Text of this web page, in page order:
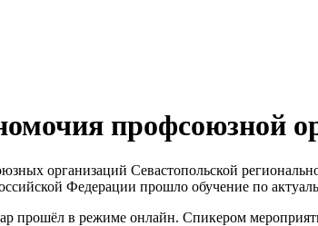
профсоюзной
организаций Севастопольской
Федерации прошло обучение по
прошёл в режиме онлайн. Спикером